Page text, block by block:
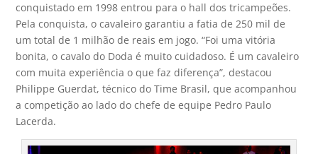
conquistado em 1998 entrou para o hall dos tricampeões.
Pela conquista, o cavaleiro garantiu a fatia de 250 mil de
um total de 1 milhão de reais em jogo. “Foi uma vitória
bonita, o cavalo do Doda é muito cuidadoso. É um cavaleiro
com muita experiência o que faz diferença”, destacou
Philippe Guerdat, técnico do Time Brasil, que acompanhou
a competição ao lado do chefe de equipe Pedro Paulo
Lacerda.